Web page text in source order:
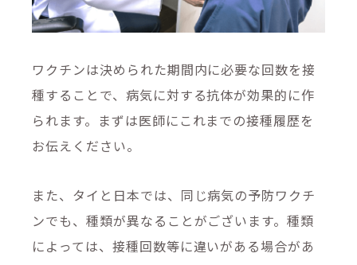
ワクチンは決められた期間内に必要な回数を接
種することで、病気に対する抗体が効果的に作
られます。まずは医師にこれまでの接種履歴を
お伝えください。
また、タイと日本では、同じ病気の予防ワクチ
ンでも、種類が異なることがございます。種類
によっては、接種回数等に違いがある場合があ